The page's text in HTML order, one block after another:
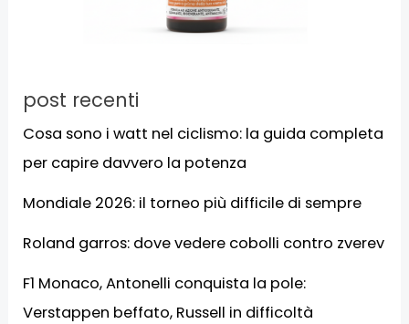
post recenti
Cosa sono i watt nel ciclismo: la guida completa
per capire davvero la potenza
Mondiale 2026: il torneo più difficile di sempre
Roland garros: dove vedere cobolli contro zverev
F1 Monaco, Antonelli conquista la pole:
Verstappen beffato, Russell in difficoltà